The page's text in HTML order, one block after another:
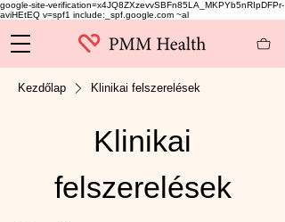
google-site-verification=x4JQ8ZXzevvSBFn85LA_MKPYb5nRIpDFPr-
aviHEtEQ v=spf1 include:_spf.google.com ~al
Kezdőlap Klinikai felszerelések
Klinikai
felszerelések